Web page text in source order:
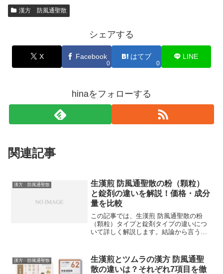
漢方 防風通聖散
シェアする
X Facebook
0
はてブ
0
LINE
hinaをフォローする
関連記事
漢方 防風通聖散
生漢煎 防風通聖散の粉（顆粒）
と錠剤の違いを解説！価格・成分
量を比較
この記事では、生漢煎 防風通聖散の粉
（顆粒）タイプと錠剤タイプの違いにつ
いて詳しく解説します。結論から言う
さを重視したい方には錠剤タイプがおす
すめです。粉は生薬量が多く...
漢方 防風通聖散
生漢煎とツムラの漢方 防風通聖
散の違いは？それぞれ7項目を徹